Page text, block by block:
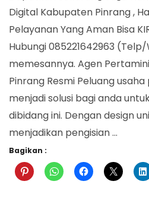
Kabupaten
Pinrang
Digital Kabupaten Pinrang ,
Pelayanan Yang Aman Bisa
Hubungi 085221642963
memesannya. Agen
Pinrang Resmi Peluang
menjadi solusi bagi anda
dibidang ini. Dengan design
menjadikan pengisian …
Bagikan :